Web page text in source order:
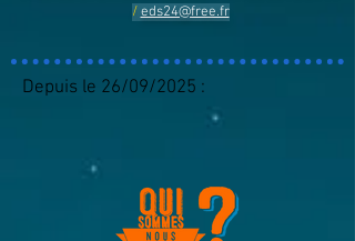
/ eds24@free.fr
Depuis le 26/09/2025 :